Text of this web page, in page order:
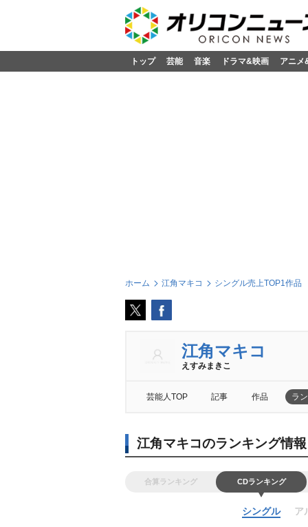
トップ 芸能 音楽 ドラマ&映画 アニメ
ホーム 江角マキコ シングル売上TOP1作品
江角マキコ
えすみまきこ
芸能人TOP 記事 作品 ラ
江角マキコのランキング情報
合算ランキング CDランキング
シングル ア